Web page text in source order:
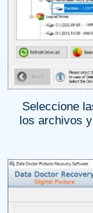
Seleccione
los archivos